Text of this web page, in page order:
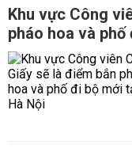
Khu vực Công
pháo hoa và